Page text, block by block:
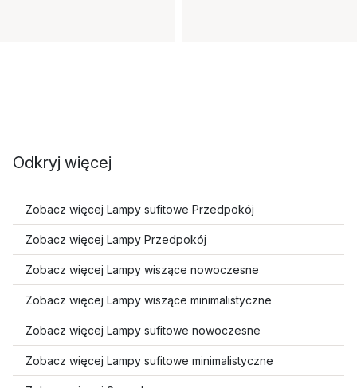
Odkryj więcej
Zobacz więcej Lampy sufitowe Przedpokój
Zobacz więcej Lampy Przedpokój
Zobacz więcej Lampy wiszące nowoczesne
Zobacz więcej Lampy wiszące minimalistyczne
Zobacz więcej Lampy sufitowe nowoczesne
Zobacz więcej Lampy sufitowe minimalistyczne